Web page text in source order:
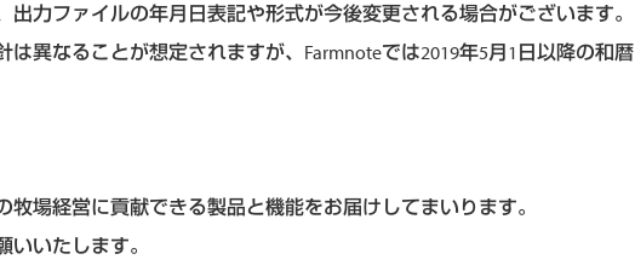
出力ファイルの年月日表記や形式が今後変更される場合がございます。
は異なることが想定されますが、Farmnoteでは2019年5月1日以降の和暦
場経営に貢献できる製品と機能をお届けしてまいります。
いたします。